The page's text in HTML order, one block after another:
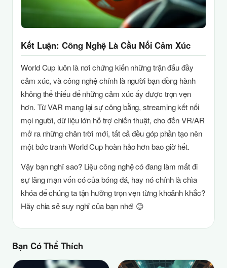
Kết Luận: Công Nghệ Là Cầu Nối Cảm Xúc
World Cup luôn là nơi chứng kiến những trận đấu đầy
cảm xúc, và công nghệ chính là người bạn đồng hành
không thể thiếu để những cảm xúc ấy được trọn vẹn
hơn. Từ VAR mang lại sự công bằng, streaming kết nối
mọi người, dữ liệu lớn hỗ trợ chiến thuật, cho đến VR/AR
mở ra những chân trời mới, tất cả đều góp phần tạo nên
một bức tranh World Cup hoàn hảo hơn bao giờ hết.
Vậy bạn nghĩ sao? Liệu công nghệ có đang làm mất đi
sự lãng mạn vốn có của bóng đá, hay nó chính là chìa
khóa để chúng ta tận hưởng trọn vẹn từng khoảnh khắc?
Hãy chia sẻ suy nghĩ của bạn nhé! 😊
Bạn Có Thể Thích